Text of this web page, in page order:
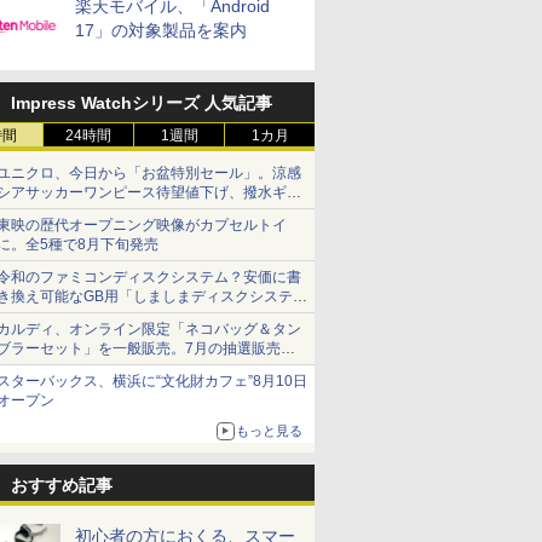
楽天モバイル、「Android
17」の対象製品を案内
Impress Watchシリーズ 人気記事
24時間 1週間 1カ月
ニクロ、今日から「お盆特別セール」。涼感
アサッカーワンピース待望値下げ、撥水ギア
ョーツは1990円に
映の歴代オープニング映像がカプセルトイ
。全5種で8月下旬発売
和のファミコンディスクシステム？安価に書
換え可能なGB用「しましまディスクシステ
」
ルディ、オンライン限定「ネコバッグ＆タン
ラーセット」を一般販売。7月の抽選販売の
選無効分
ターバックス、横浜に“文化財カフェ”8月10日
ープン
もっと見る
おすすめ記事
初心者の方におくる、スマー